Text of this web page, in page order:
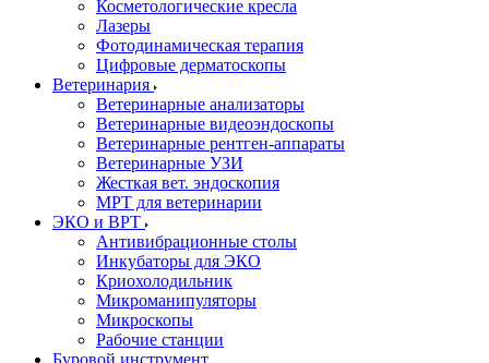
Косметологические кресла
Лазеры
Фотодинамическая терапия
Цифровые дерматоскопы
Ветеринария
Ветеринарные анализаторы
Ветеринарные видеоэндоскопы
Ветеринарные рентген-аппараты
Ветеринарные УЗИ
Жесткая вет. эндоскопия
МРТ для ветеринарии
ЭКО и ВРТ
Антивибрационные столы
Инкубаторы для ЭКО
Криохолодильник
Микроманипуляторы
Микроскопы
Рабочие станции
Буровой инструмент